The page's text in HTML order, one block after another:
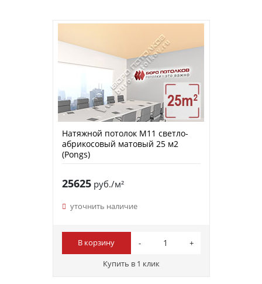
Натяжной потолок M11 светло-
абрикосовый матовый 25 м2
(Pongs)
25625руб./м²
уточнить наличие
В корзину
Купить в 1 клик